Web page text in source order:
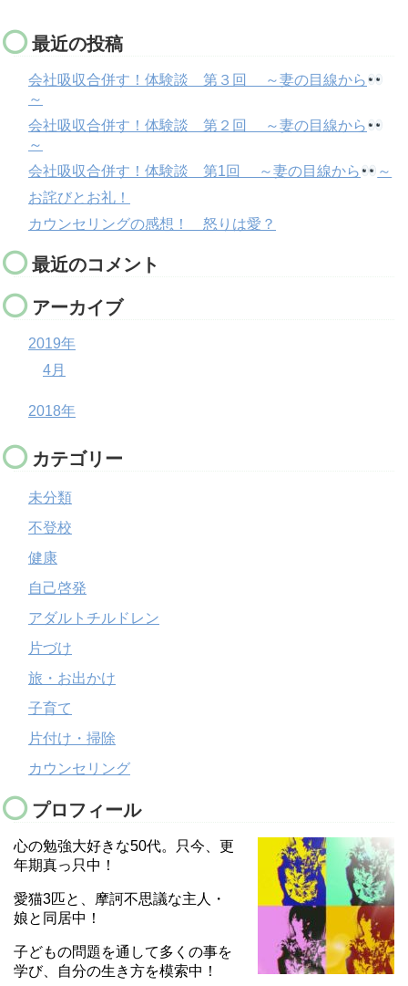
最近の投稿
会社吸収合併す！体験談 第３回 ～妻の目線から
～
会社吸収合併す！体験談 第２回 ～妻の目線から
～
会社吸収合併す！体験談 第1回 ～妻の目線から
～
お詫びとお礼！
カウンセリングの感想！ 怒りは愛？
最近のコメント
アーカイブ
2019年
4月
2018年
カテゴリー
未分類
不登校
健康
自己啓発
アダルトチルドレン
片づけ
旅・お出かけ
子育て
片付け・掃除
カウンセリング
プロフィール
心の勉強大好きな50代。只今、更
年期真っ只中！
愛猫3匹と、摩訶不思議な主人・
娘と同居中！
子どもの問題を通して多くの事を
学び、自分の生き方を模索中！